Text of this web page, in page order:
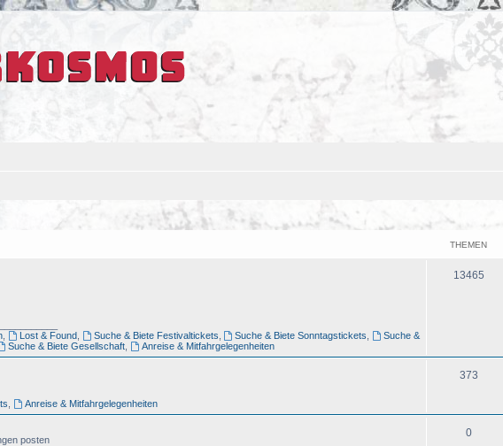
THEMEN
, Lost & Found, Suche & Biete Festivaltickets Suche & Biete Sonntagstickets
Suche &
Suche & Biete Gesellschaft, Anreise & Mitfahrgelegenheiten
13465
Anreise & Mitfahrgelegenheiten
373
posten
0